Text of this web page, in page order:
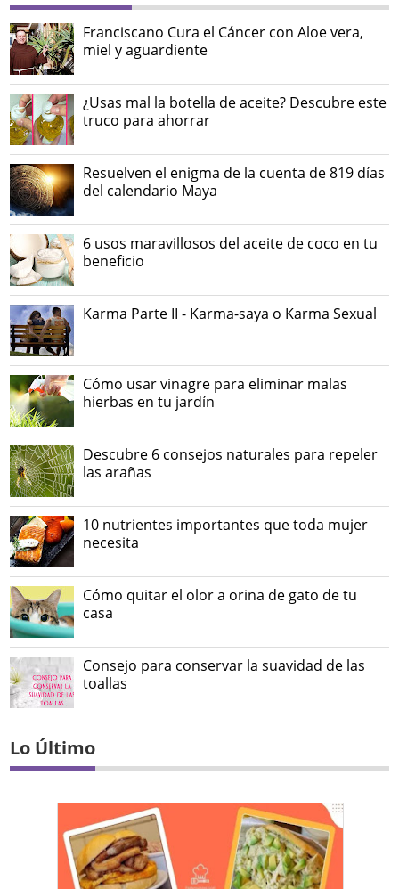
Franciscano Cura el Cáncer con Aloe vera,
miel y aguardiente
¿Usas mal la botella de aceite? Descubre este
truco para ahorrar
Resuelven el enigma de la cuenta de 819 días
del calendario Maya
6 usos maravillosos del aceite de coco en tu
beneficio
Karma Parte II - Karma-saya o Karma Sexual
Cómo usar vinagre para eliminar malas
hierbas en tu jardín
Descubre 6 consejos naturales para repeler
las arañas
10 nutrientes importantes que toda mujer
necesita
Cómo quitar el olor a orina de gato de tu
casa
Consejo para conservar la suavidad de las
toallas
Lo Último